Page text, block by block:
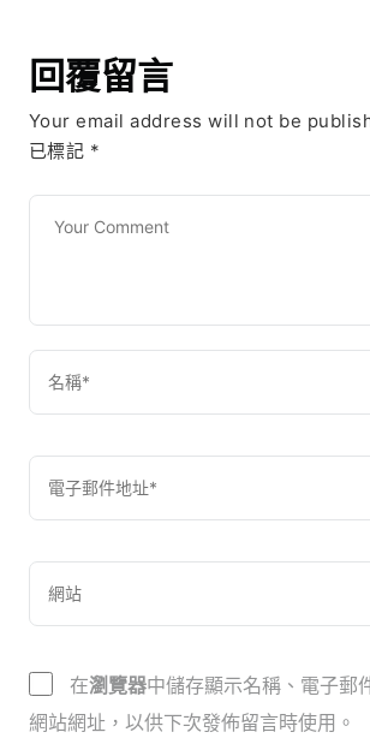
回覆留言
Your email address will not be
已標記 *
在瀏覽器中儲存顯示名稱、電子郵
網站網址，以供下次發佈留言時使用。